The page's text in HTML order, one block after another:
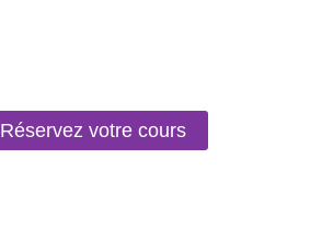
Réservez votre cours